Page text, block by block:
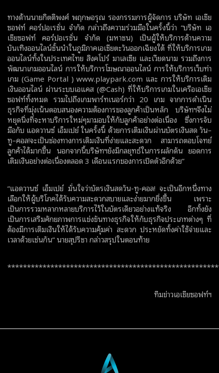
ทางด้านนายกิตติพงศ์ พฤกษอรุณ รองกรรมการผู้จัดการ บริษัท เอเชีย
ซอฟท์ คอร์ปอเรชั่น จำกัด กล่าวถึงความร่วมมือในครั้งนี้ว่า “บริษัท เอ
เชียซอฟท์ คอร์ปอเรชั่น จำกัด (มหาชน) เป็นผู้ให้บริการด้านความ
บันเทิงออนไลน์ชั้นนำในภูมิภาคเอเชียตะวันออกเฉียงใต้ ที่ให้บริการเกม
ออนไลน์ทั้งในประเทศไทย สิงคโปร์ มาเลเซีย และเวียดนาม รวมถึงการ
พัฒนาเกมออนไลน์ การให้บริการโฆษณาออนไลน์ การให้บริการเว็บท่า
เกม (Game Portal ) www.playpark.com และ การให้บริการเติม
เงินออนไลน์ ผ่านระบบเอแคส (@Cash) ที่ให้บริการเกมในเครือเอเชีย
ซอฟท์ทั้งหมด รวมไปถึงเกมพาร์ทเนอร์กว่า 20 เกม จากการดำเนิน
ธุรกิจที่มุ่งเน้นตอบสนองความต้องการของลูกค้าเป็นหลัก บริษัทฯจึงไม่
หยุดนิ่งที่จะหาบริการใหม่ๆมามอบให้กับลูกค้าอย่างต่อเนื่อง ซึ่งการจับ
มือกับ แอดวานซ์ เอ็มเปย์ ในครั้งนี้ ด้วยการเติมเงินผ่านบัตรเงินสด วัน–
ทู–คอล!จะเป็นช่องทางการเติมเงินที่ง่ายและสะดวก สามารถตอบโจทย์
ลูกค้าได้มากขึ้น นอกจากนี้บริษัทฯยังมีกลยุทธ์ในการผลักดัน ยอดการ
เติมเงินอย่างต่อเนื่องตลอด 3 เดือนแรกของการเปิดตัวอีกด้วย”
“แอดวานซ์ เอ็มเปย์ มั่นใจว่าบัตรเงินสดวัน-ทู-คอล! จะเป็นอีกหนึ่งทาง
เลือกให้ผู้บริโภคได้รับความสะดวกสบายและง่ายมากยิ่งขึ้น เพราะ
เป็นการรวมหลากหลายบริการไว้ในบัตรเดียวอย่างแท้จริง อีกทั้งยัง
เป็นการเสริมศักยภาพการแข่งขันทางธุรกิจให้กับธุรกิจประเภทต่างๆ ที่
ต้องมีการเติมเงินให้ได้รับความคุ้มค่า สะดวก ประหยัดทั้งค่าใช้จ่ายและ
เวลาด้วยเช่นกัน” นายสุปรีชา กล่าวสรุปในตอนท้าย
ทีมข่าวเอเชียซอฟท์ฯ